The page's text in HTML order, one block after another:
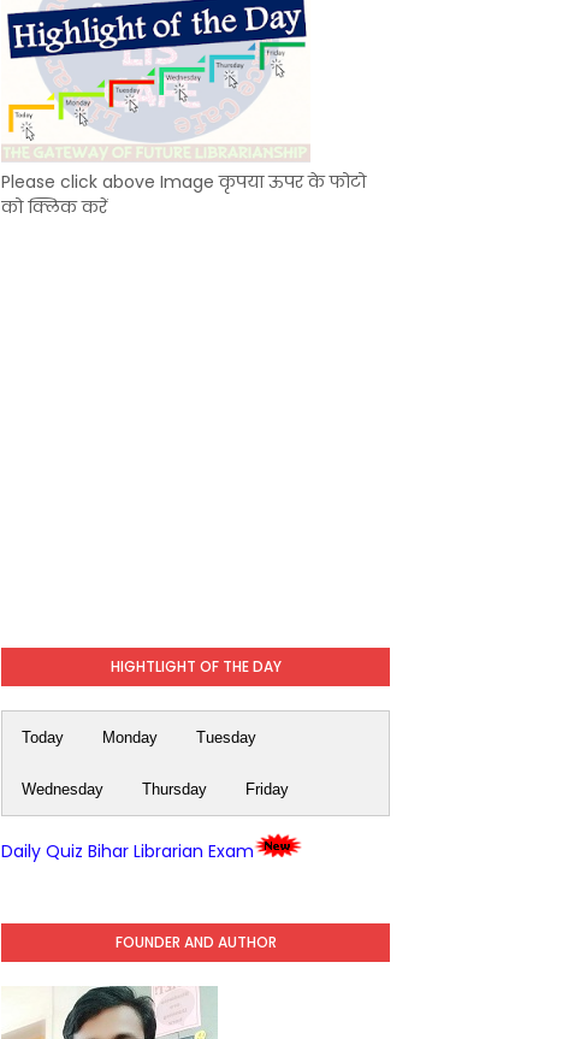
Please click above Image कृपया ऊपर के फोटो
को क्लिक करें
HIGHTLIGHT OF THE DAY
Today Monday Tuesday
Wednesday Thursday Friday
Daily Quiz Bihar Librarian Exam
FOUNDER AND AUTHOR